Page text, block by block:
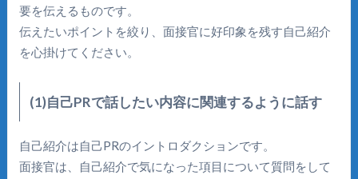
要を伝えるものです。
伝えたいポイントを絞り、面接官に好印象を残す自己紹介
を心掛けてください。
(1)自己PRで話したい内容に関連するように話す
自己紹介は自己PRのイントロダクションです。
面接官は、自己紹介で気になった項目について質問をして